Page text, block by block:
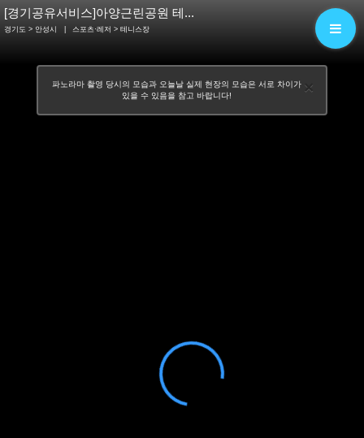
[경기공유서비스]아양근린공원 테...
경기도 > 안성시 스포츠·레저 > 테니스장
×
파노라마 촬영 당시의 모습과 오늘날 실제 현장의 모습은 서로 차이가
있을 수 있음을 참고 바랍니다!